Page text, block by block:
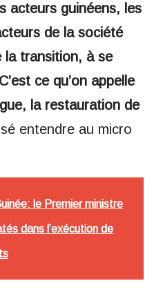
acteurs guinéens, les
de la société
la transition, à se
ce qu’on appelle
la restauration de
entendre au micro
le Premier ministre
dans l’exécution de